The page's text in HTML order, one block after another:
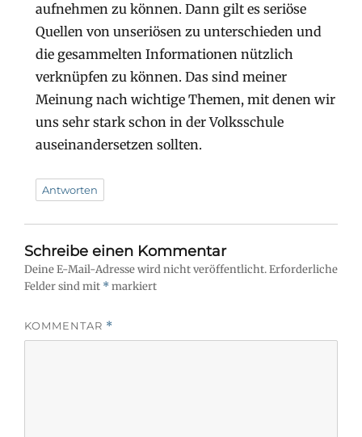
aufnehmen zu können. Dann gilt es seriöse
Quellen von unseriösen zu unterschieden und
die gesammelten Informationen nützlich
verknüpfen zu können. Das sind meiner
Meinung nach wichtige Themen, mit denen wir
uns sehr stark schon in der Volksschule
auseinandersetzen sollten.
Antworten
Schreibe einen Kommentar
Deine E-Mail-Adresse wird nicht veröffentlicht.Erforderliche
Felder sind mit *markiert
KOMMENTAR *